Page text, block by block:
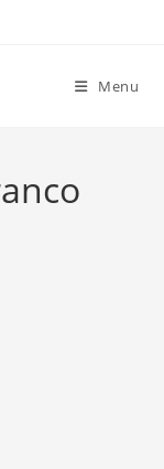
Menu